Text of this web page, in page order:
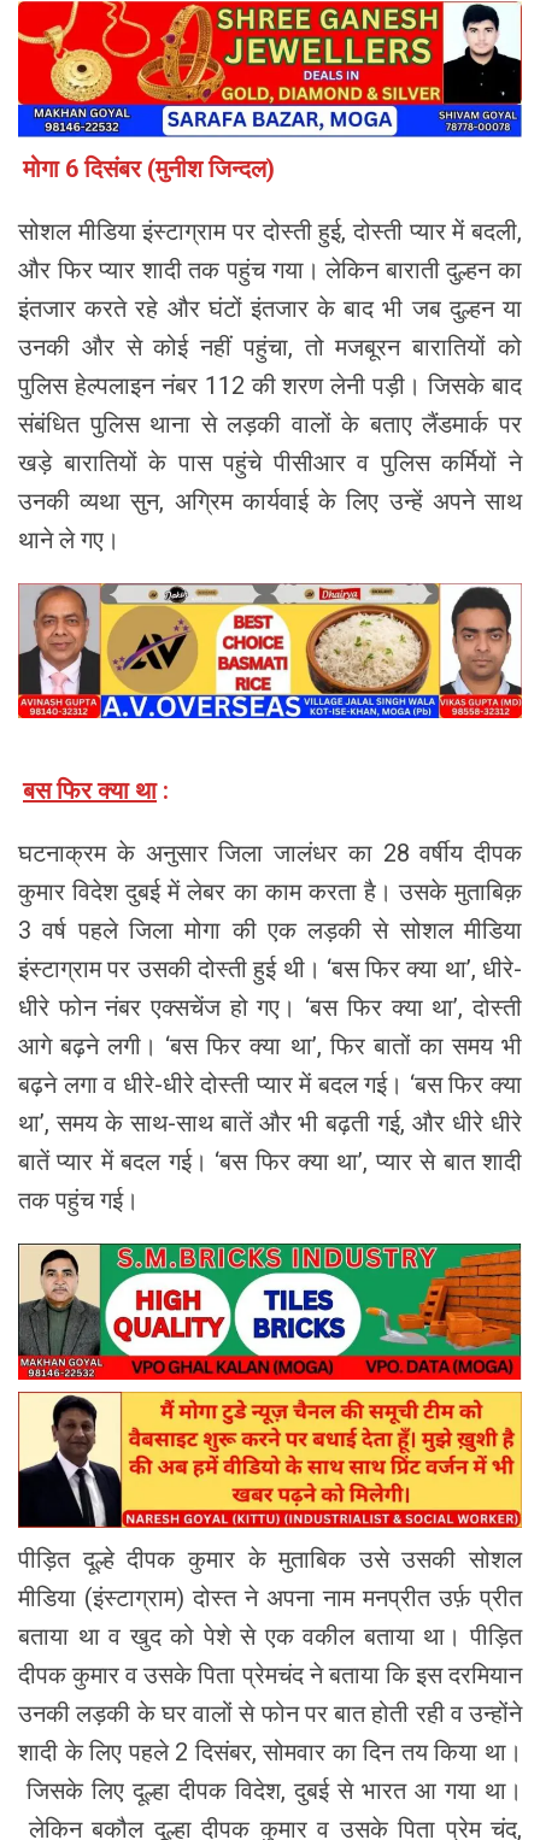
मोगा 6 दिसंबर (मुनीश जिन्दल)
सोशल मीडिया इंस्टाग्राम पर दोस्ती हुई, दोस्ती प्यार में बदली,
और फिर प्यार शादी तक पहुंच गया। लेकिन बाराती दुल्हन का
इंतजार करते रहे और घंटों इंतजार के बाद भी जब दुल्हन या
उनकी और से कोई नहीं पहुंचा, तो मजबूरन बारातियों को
पुलिस हेल्पलाइन नंबर 112 की शरण लेनी पड़ी। जिसके बाद
संबंधित पुलिस थाना से लड़की वालों के बताए लैंडमार्क पर
खड़े बारातियों के पास पहुंचे पीसीआर व पुलिस कर्मियों ने
उनकी व्यथा सुन, अग्रिम कार्यवाई के लिए उन्हें अपने साथ
थाने ले गए।
बस फिर क्या था:
घटनाक्रम के अनुसार जिला जालंधर का 28 वर्षीय दीपक
कुमार विदेश दुबई में लेबर का काम करता है। उसके मुताबिक़
3 वर्ष पहले जिला मोगा की एक लड़की से सोशल मीडिया
इंस्टाग्राम पर उसकी दोस्ती हुई थी। ‘बस फिर क्या था’, धीरे-
धीरे फोन नंबर एक्सचेंज हो गए। ‘बस फिर क्या था’, दोस्ती
आगे बढ़ने लगी। ‘बस फिर क्या था’, फिर बातों का समय भी
बढ़ने लगा व धीरे-धीरे दोस्ती प्यार में बदल गई। ‘बस फिर क्या
था’, समय के साथ-साथ बातें और भी बढ़ती गई, और धीरे धीरे
बातें प्यार में बदल गई। ‘बस फिर क्या था’, प्यार से बात शादी
तक पहुंच गई।
पीड़ित दूल्हे दीपक कुमार के मुताबिक उसे उसकी सोशल
मीडिया (इंस्टाग्राम) दोस्त ने अपना नाम मनप्रीत उर्फ़ प्रीत
बताया था व खुद को पेशे से एक वकील बताया था। पीड़ित
दीपक कुमार व उसके पिता प्रेमचंद ने बताया कि इस दरमियान
उनकी लड़की के घर वालों से फोन पर बात होती रही व उन्होंने
शादी के लिए पहले 2 दिसंबर, सोमवार का दिन तय किया था।
जिसके लिए दूल्हा दीपक विदेश, दुबई से भारत आ गया था।
लेकिन बकौल दूल्हा दीपक कुमार व उसके पिता प्रेम चंद,